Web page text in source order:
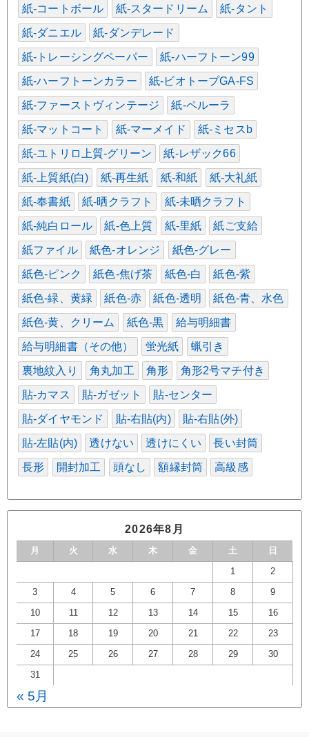
紙-コートボール 紙-スタードリーム 紙-タント
紙-ダニエル 紙-ダンデレード
紙-トレーシングペーパー 紙-ハーフトーン99
紙-ハーフトーンカラー 紙-ビオトープGA-FS
紙-ファーストヴィンテージ 紙-ペルーラ
紙-マットコート 紙-マーメイド 紙-ミセスb
紙-ユトリロ上質-グリーン 紙-レザック66
紙-上質紙(白) 紙-再生紙 紙-和紙 紙-大礼紙
紙-奉書紙 紙-晒クラフト 紙-未晒クラフト
紙-純白ロール 紙-色上質 紙-里紙 紙ご支給
紙ファイル 紙色-オレンジ 紙色-グレー
紙色-ピンク 紙色-焦げ茶 紙色-白 紙色-紫
紙色-緑、黄緑 紙色-赤 紙色-透明 紙色-青、水色
紙色-黄、クリーム 紙色-黒 給与明細書
給与明細書（その他） 蛍光紙 蝋引き
裏地紋入り 角丸加工 角形 角形2号マチ付き
貼-カマス 貼-ガゼット 貼-センター
貼-ダイヤモンド 貼-右貼(内) 貼-右貼(外)
貼-左貼(内) 透けない 透けにくい 長い封筒
長形 開封加工 頭なし 額縁封筒 高級感
2026年8月
月 火 水 木 金 土 日
1 2
3 4 5 6 7 8 9
10 11 12 13 14 15 16
17 18 19 20 21 22 23
24 25 26 27 28 29 30
31
« 5月